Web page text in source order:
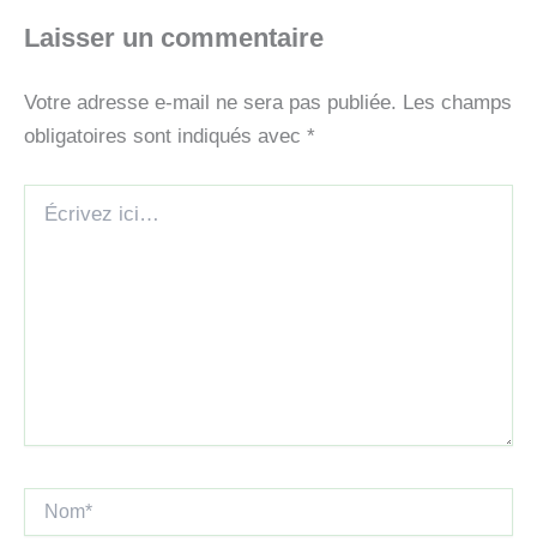
Laisser un commentaire
Votre adresse e-mail ne sera pas publiée. Les champs
obligatoires sont indiqués avec *
ici…